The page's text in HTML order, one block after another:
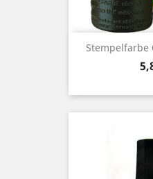
Stempelfarbe